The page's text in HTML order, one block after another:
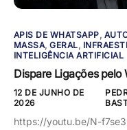
APIS DE WHATSAPP ,
MASSA,GERAL ,
INTELIGÊNCIA ARTIFICIAL
Dispare Ligações pelo
12 DE JUNHO DE
2026
https://youtu.be/N-